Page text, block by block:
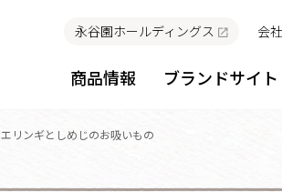
永谷園ホールディングス 会
商品情報 ブランドサイト
エリンギとしめじのお吸いもの